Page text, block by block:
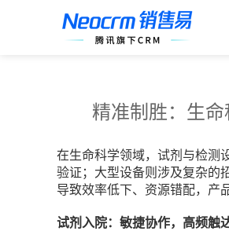
精准制胜：生
在生命科学领域，试剂与检测
验证；大型设备则涉及复杂的
导致效率低下、资源错配，产
试剂入院：敏捷协作，高频触